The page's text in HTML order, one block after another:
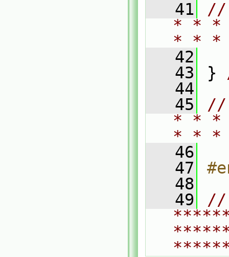
   41
//
* * *
* *
   42
   43
}
   44
   45
//
* * *
* *
   46
   47
   48
   49
//